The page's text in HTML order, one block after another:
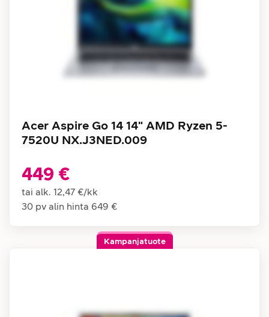
Acer Aspire Go 14 14" AMD Ryzen 5-
7520U NX.J3NED.009
449 €
tai alk. 12,47 €/kk
30 pv alin hinta 649 €
Kampanjatuote